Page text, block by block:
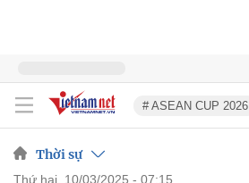
# ASEAN CUP 2026
Thời sự
thứ hai, 10/03/2025 - 07:15